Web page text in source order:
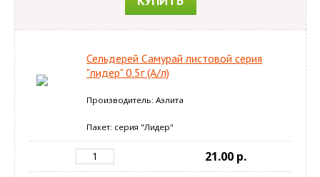
Сельдерей Самурай листовой серия
"лидер" 0.5г (А/л)
Производитель: Аэлита
Пакет: серия "Лидер"
21.00 p.